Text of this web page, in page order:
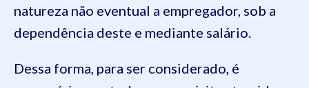
natureza não eventual a empregador, sob a
dependência deste e mediante salário.
Dessa forma, para ser considerado, é